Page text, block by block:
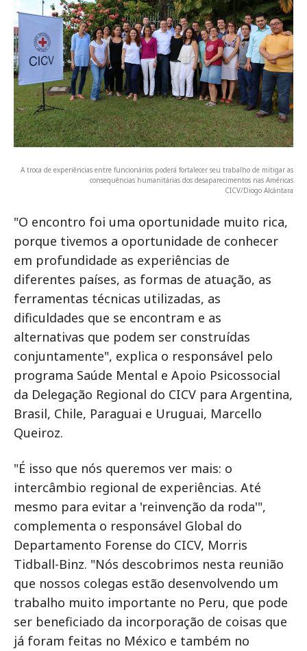
A troca de experiências entre funcionários poderá fortalecer seu trabalho de mitigar as
consequências humanitárias dos desaparecimentos nas Américas
CICV/Diogo Alcântara
"O encontro foi uma oportunidade muito rica,
porque tivemos a oportunidade de conhecer
em profundidade as experiências de
diferentes países, as formas de atuação, as
ferramentas técnicas utilizadas, as
dificuldades que se encontram e as
alternativas que podem ser construídas
conjuntamente", explica o responsável pelo
programa Saúde Mental e Apoio Psicossocial
da Delegação Regional do CICV para Argentina,
Brasil, Chile, Paraguai e Uruguai, Marcello
Queiroz.
"É isso que nós queremos ver mais: o
intercâmbio regional de experiências. Até
mesmo para evitar a 'reinvenção da roda'",
complementa o responsável Global do
Departamento Forense do CICV, Morris
Tidball-Binz. "Nós descobrimos nesta reunião
que nossos colegas estão desenvolvendo um
trabalho muito importante no Peru, que pode
ser beneficiado da incorporação de coisas que
já foram feitas no México e também no